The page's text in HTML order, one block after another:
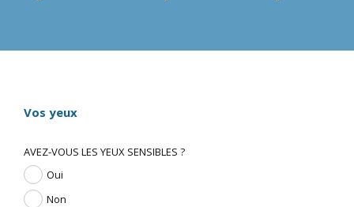
Vos yeux
AVEZ-VOUS LES YEUX SENSIBLES ?
Oui
Non